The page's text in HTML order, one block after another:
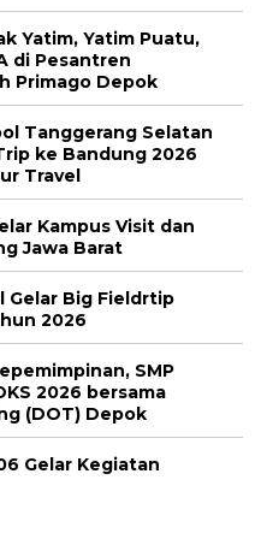
Yatim, Yatim Puatu,
di Pesantren
Primago Depok
Tanggerang Selatan
ke Bandung 2026
Travel
Kampus Visit dan
Jawa Barat
Gelar Big Fieldrtip
2026
SMP
2026 bersama
(DOT) Depok
Gelar Kegiatan